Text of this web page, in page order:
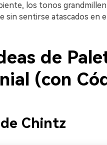
los tonos
sin sentirse atascados en
de
(con
Chintz